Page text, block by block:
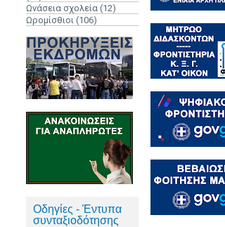
Ωνάσεια σχολεία (12)
Ωρομίσθιοι (106)
Οδηγίες - Έντυπα
συνταξιοδότησης